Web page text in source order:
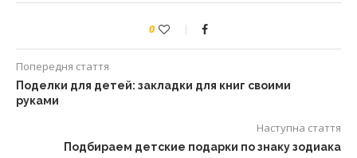
0
Попередня стаття
Поделки для детей: закладки для книг своими
руками
Наступна стаття
Подбираем детские подарки по знаку зодиака